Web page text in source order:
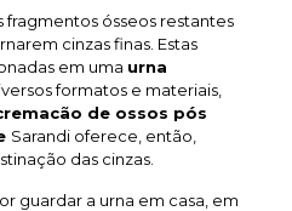
ósseos restantes
cinzas finas. Estas
em uma urna
formatos e materiais,
de ossos pós
Sarandi oferece, então,
das cinzas.
guardar a urna em casa, em